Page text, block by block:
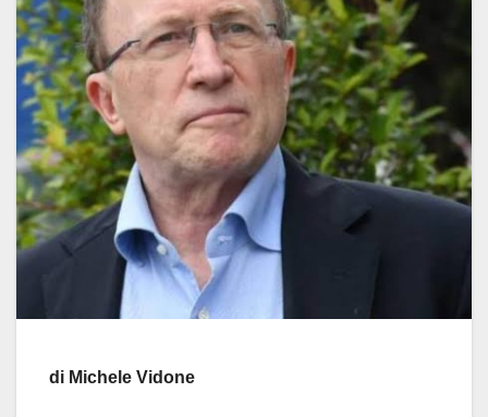
di Michele Vidone